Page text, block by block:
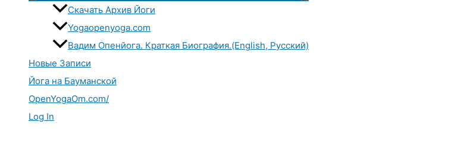
Скачать Архив Йоги
Yogaopenyoga.com
Вадим Опенйога. Краткая Биография.(English, Русский)
Новые Записи
Йога на Бауманской
OpenYogaOm.com/
Log In